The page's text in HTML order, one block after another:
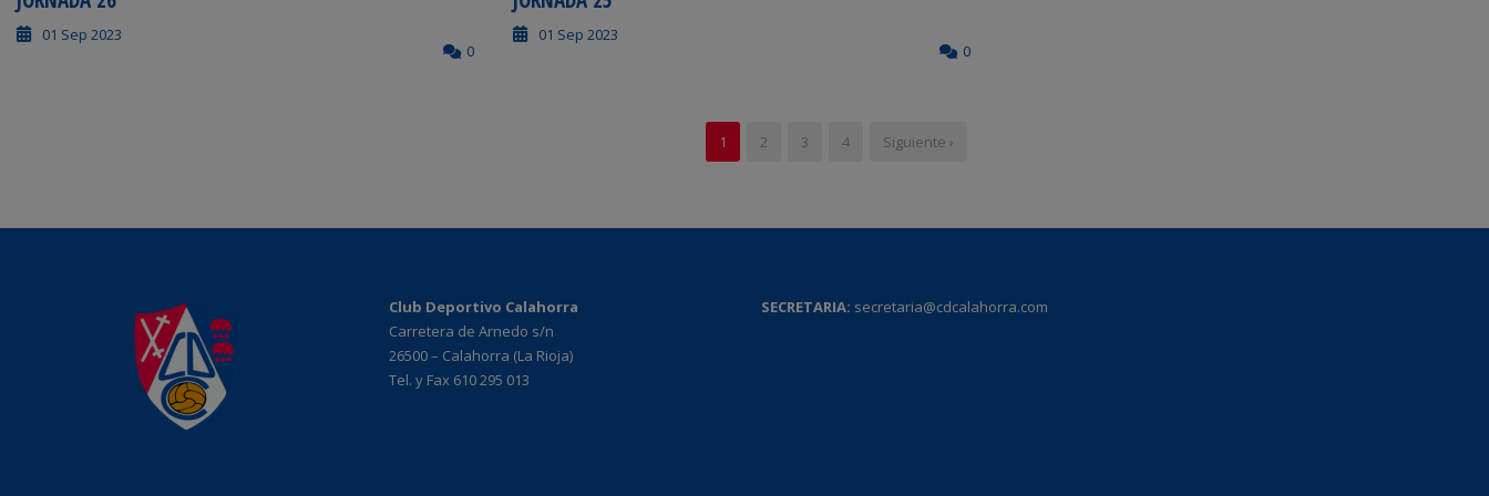
01 Sep 2023
0
01 Sep 2023
0
1 2 3 4 Siguiente ›
Club Deportivo Calahorra
Carretera de Arnedo s/n
26500 – Calahorra (La Rioja)
Tel. y Fax 610 295 013
SECRETARIA: secretaria@cdcalahorra.com